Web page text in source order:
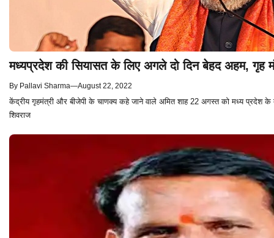
मध्यप्रदेश की सियासत के लिए अगले दो दिन बेहद अहम, गृह
By Pallavi Sharma—August 22, 2022
केंद्रीय गृहमंत्री और बीजेपी के चाणक्य कहे जाने वाले अमित शाह 22 अगस्त को मध्य प्रदेश के
शिवराज